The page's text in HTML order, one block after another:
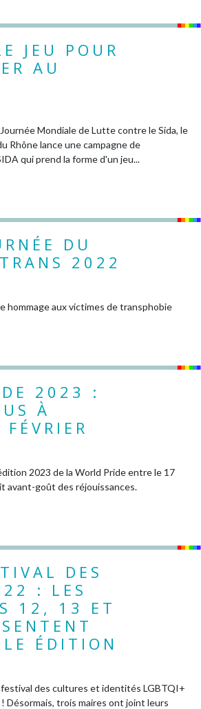
JEU POUR
AU
Mondiale de Lutte contre le Sida, le
Rhône lance une campagne de
qui prend la forme d'un jeu...
DU
2022
hommage aux victimes de transphobie
2023 :
À
2023 de la World Pride entre le 17
avant-goût des réjouissances.
DES
: LES
12, 13 ET
ÉDITION
des cultures et identités LGBTQI+
Désormais, trois maires ont joint leurs